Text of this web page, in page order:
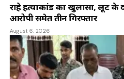
राहे हत्याकांड का खुलासा, लूट के
आरोपी समेत तीन गिरफ्तार
August 6, 2026